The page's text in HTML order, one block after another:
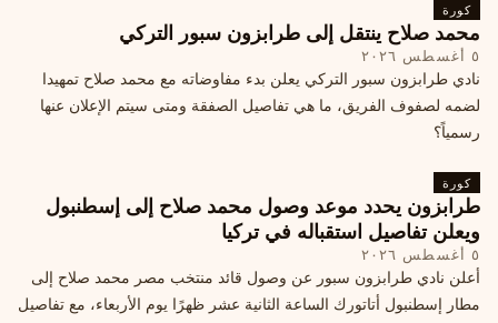
كورة
محمد صلاح ينتقل إلى طرابزون سبور التركي
٥ أغسطس ٢٠٢٦
نادي طرابزون سبور التركي يعلن بدء مفاوضاته مع محمد صلاح تمهيدا
لضمه لصفوف الفريق، ما هي تفاصيل الصفقة ومتى سيتم الإعلان عنها
رسمياً؟
كورة
طرابزون يحدد موعد وصول محمد صلاح إلى إسطنبول
ويعلن تفاصيل استقباله في تركيا
٥ أغسطس ٢٠٢٦
أعلن نادي طرابزون سبور عن وصول قائد منتخب مصر محمد صلاح إلى
مطار إسطنبول أتاتورك الساعة الثانية عشر ظهرًا يوم الأربعاء، مع تفاصيل